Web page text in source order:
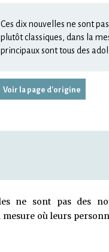
Ces dix nouvelles ne sont
plutôt classiques, dans la
principaux sont tous des
Voir la page d'origine
ne sont pas des
mesure où leurs